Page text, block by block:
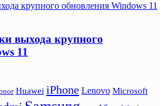
крупного обновления Windows 11
выхода крупного
11
Huawei iPhone Lenovo Microsoft